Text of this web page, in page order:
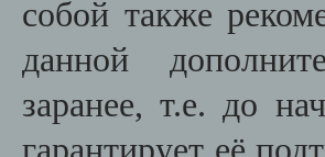
собой также
данной
заранее, т.е. до